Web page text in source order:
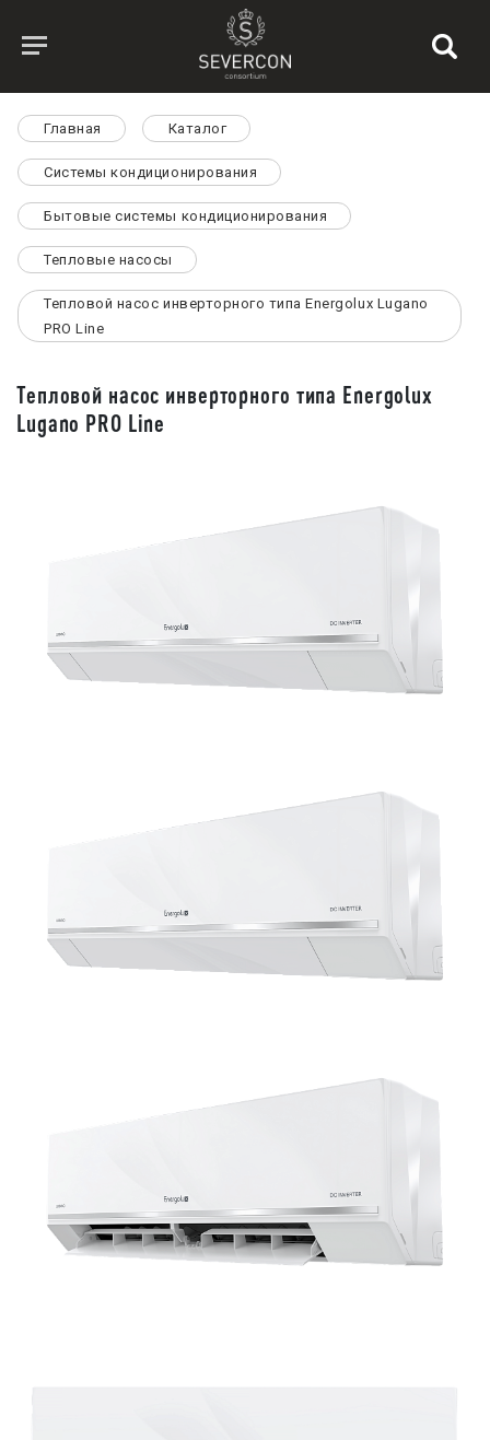
Главная Каталог
Системы кондиционирования
Бытовые системы кондиционирования
Тепловые насосы
Тепловой насос инверторного типа Energolux Lugano
PRO Line
Тепловой насос инверторного типа Energolux
Lugano PRO Line